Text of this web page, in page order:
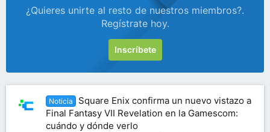
¿Quieres unirte al resto de nuestros miembros?.
Regístrate hoy.
Inscríbete
Noticia
Square Enix confirma un nuevo vistazo a
Final Fantasy VII Revelation en la Gamescom:
cuándo y dónde verlo